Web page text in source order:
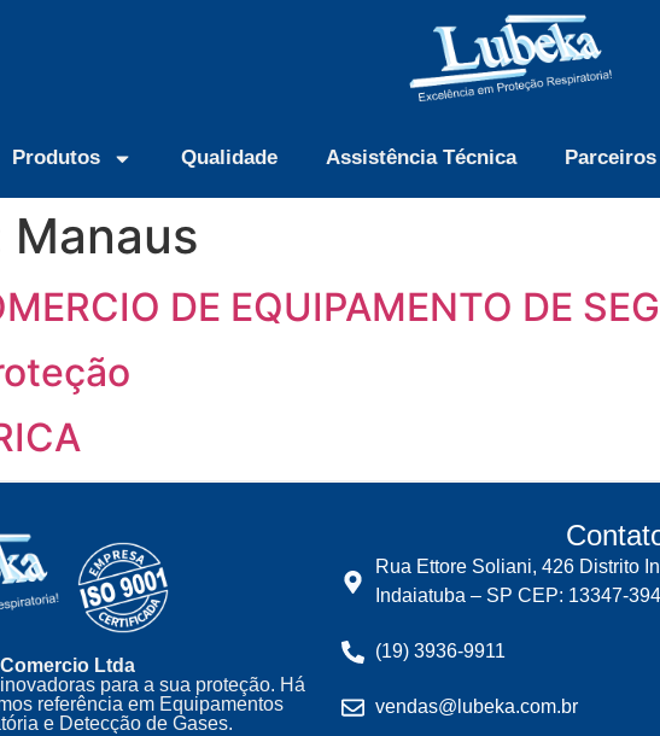
Produtos Qualidade Assistência Técnica Parceiros
Manaus
DE EQUIPAMENTO DE
Ltda
para a sua proteção. Há
referência em Equipamentos
e Detecção de Gases.
Rua Ettore Soliani, 426 Distrito
Indaiatuba – SP CEP: 13347-394
(19) 3936-9911
vendas@lubeka.com.br